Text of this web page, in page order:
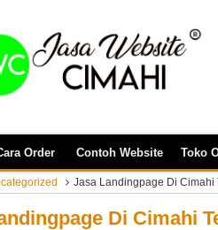
Order Contoh Website Toko
Jasa Landingpage Di Cimahi
Di Cimahi